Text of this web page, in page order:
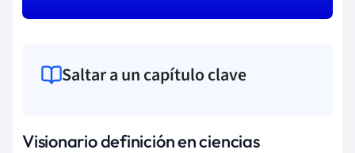
Saltar a un capítulo clave
Visionario definición en ciencias